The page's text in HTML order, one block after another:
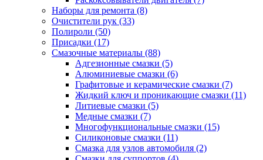
Наборы для ремонта (8)
Очистители рук (33)
Полироли (50)
Присадки (17)
Смазочные материалы (88)
Адгезионные смазки (5)
Алюминиевые смазки (6)
Графитовые и керамические смазки (7)
Жидкий ключ и проникающие смазки (11)
Литиевые смазки (5)
Медные смазки (7)
Многофункциональные смазки (15)
Силиконовые смазки (11)
Смазка для узлов автомобиля (2)